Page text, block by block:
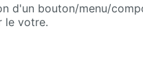
d'un bouton/menu/
le votre.